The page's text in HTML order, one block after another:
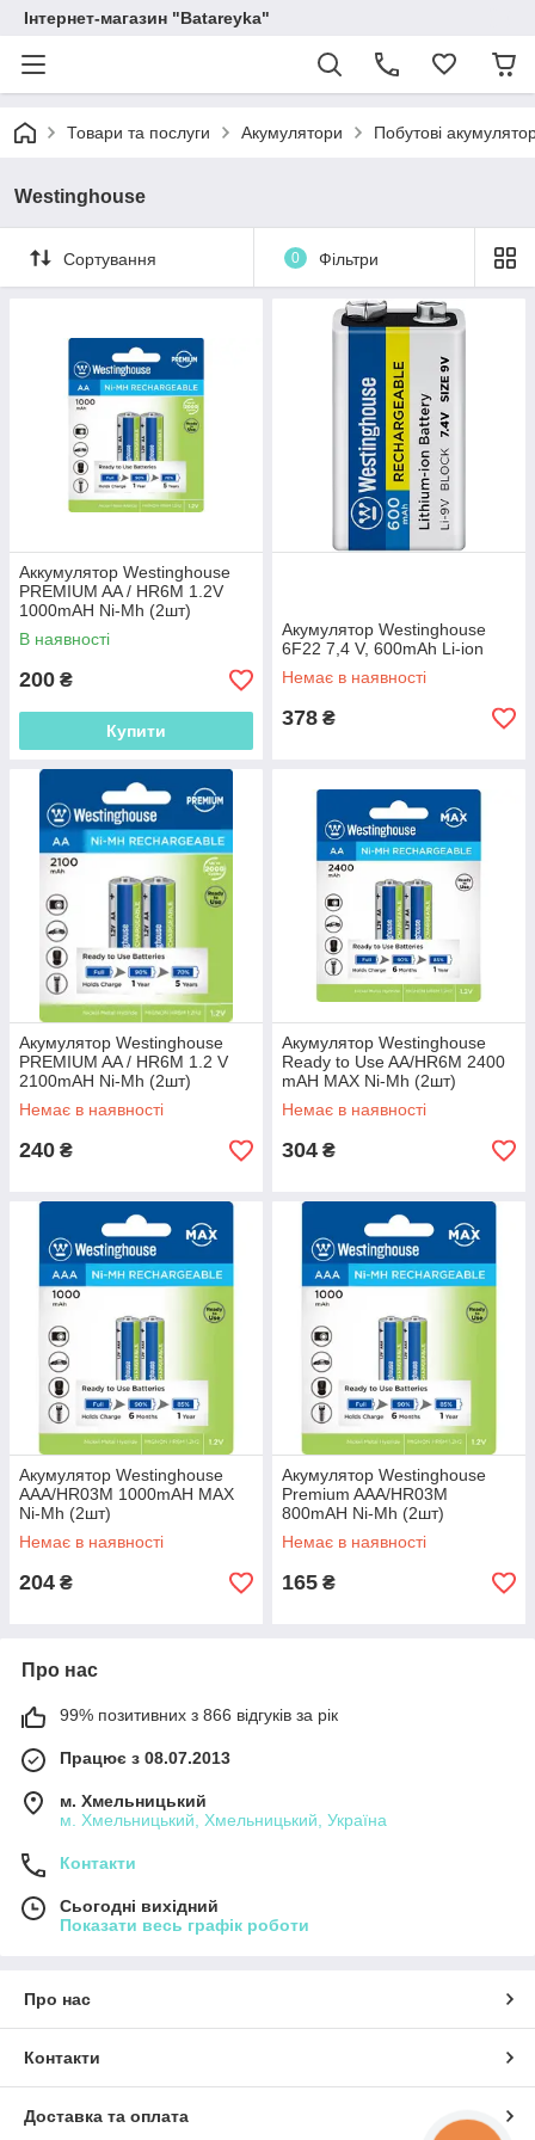
Інтернет-магазин "Batareyka"
Товари та послуги Акумулятори Побутові
Westinghouse
Сортування 0 Фільтри
Аккумулятор Westinghouse
PREMIUM AA / HR6M 1.2V
1000mAH Ni-Mh (2шт)
В наявності
200 ₴
Купити
Акумулятор Westinghouse
6F22 7,4 V, 600mAh Li-ion
Немає в наявності
378 ₴
Акумулятор Westinghouse
PREMIUM AA / HR6M 1.2 V
2100mAH Ni-Mh (2шт)
Немає в наявності
240 ₴
Акумулятор Westinghouse
Ready to Use AA/HR6M 2400
mAH MAX Ni-Mh (2шт)
Немає в наявності
304 ₴
Акумулятор Westinghouse
AAA/HR03M 1000mAH MAX
Ni-Mh (2шт)
Немає в наявності
204 ₴
Акумулятор Westinghouse
Premium AAA/HR03M
800mAH Ni-Mh (2шт)
Немає в наявності
165 ₴
Про нас
99% позитивних з 866 відгуків за рік
Працює з 08.07.2013
м. Хмельницький
м. Хмельницький, Хмельницький, Україна
Контакти
Сьогодні вихідний
Показати весь графік роботи
Про нас
Контакти
Доставка та оплата